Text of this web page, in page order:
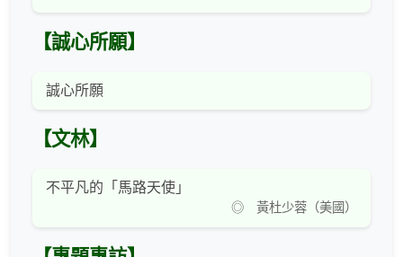
【誠心所願】
誠心所願
【文林】
不平凡的「馬路天使」
◎ 黃杜少蓉（美國）